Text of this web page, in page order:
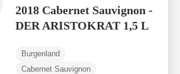
2018 Cabernet Sauvignon -
DER ARISTOKRAT 1,5 L
Burgenland
Cabernet Sauvignon